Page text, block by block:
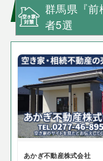
群馬県『
者5選
あかぎ不動産株式会社